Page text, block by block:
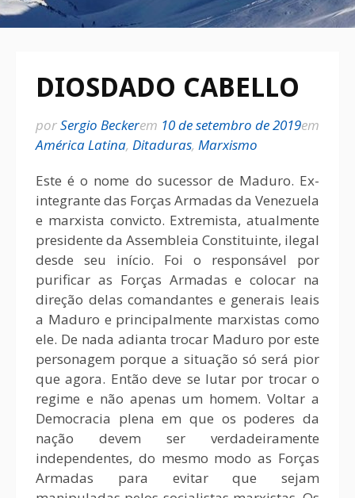
DIOSDADO CABELLO
porSergio Beckerem 10 de setembro de 2019em
América Latina, Ditaduras, Marxismo
Este é o nome do sucessor de Maduro. Ex-
integrante das Forças Armadas da Venezuela
e marxista convicto. Extremista, atualmente
presidente da Assembleia Constituinte, ilegal
desde seu início. Foi o responsável por
purificar as Forças Armadas e colocar na
direção delas comandantes e generais leais
a Maduro e principalmente marxistas como
ele. De nada adianta trocar Maduro por este
personagem porque a situação só será pior
que agora. Então deve se lutar por trocar o
regime e não apenas um homem. Voltar a
Democracia plena em que os poderes da
nação devem ser verdadeiramente
independentes, do mesmo modo as Forças
Armadas para evitar que sejam